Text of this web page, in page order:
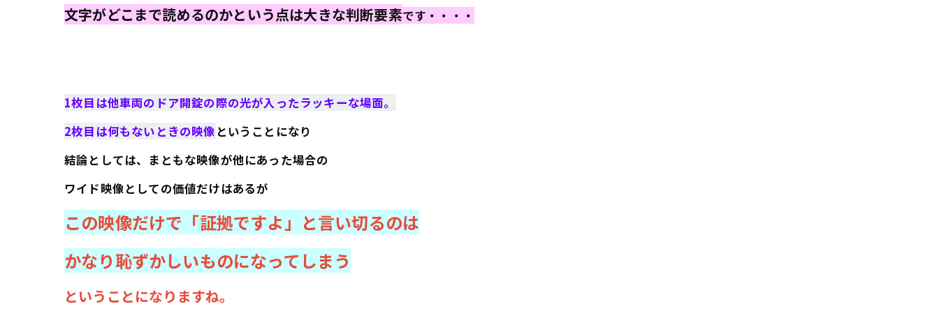
文字がどこまで読めるのかという点は大きな判断要素です・・・・
1枚目は他車両のドア開錠の際の光が入ったラッキーな場面。
2枚目は何もないときの映像 ということになり
結論としては、まともな映像が他にあった場合の
ワイド映像としての価値だけはあるが
この映像だけで「証拠ですよ」と言い切るのは
かなり恥ずかしいものになってしまう
ということになりますね。